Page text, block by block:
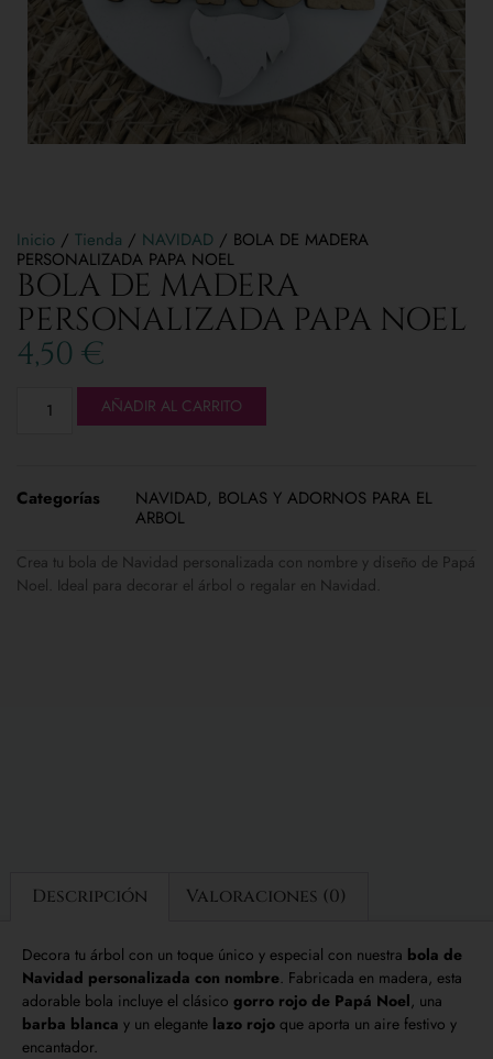
Inicio / Tienda / NAVIDAD / BOLA DE MADERA
PERSONALIZADA PAPA NOEL
BOLA DE MADERA
PERSONALIZADA PAPA NOEL
4,50 €
AÑADIR AL CARRITO
Categorías NAVIDAD, BOLAS Y ADORNOS PARA EL
ARBOL
Crea tu bola de Navidad personalizada con nombre y diseño de Papá
Noel. Ideal para decorar el árbol o regalar en Navidad.
Descripción Valoraciones (0)
Decora tu árbol con un toque único y especial con nuestra bola de
Navidad personalizada con nombre. Fabricada en madera, esta
adorable bola incluye el clásico gorro rojo de Papá Noel, una
barba blanca y un elegante lazo rojo que aporta un aire festivo y
encantador.